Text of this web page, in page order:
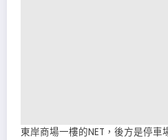
東岸商場一樓的NET，後方是停車